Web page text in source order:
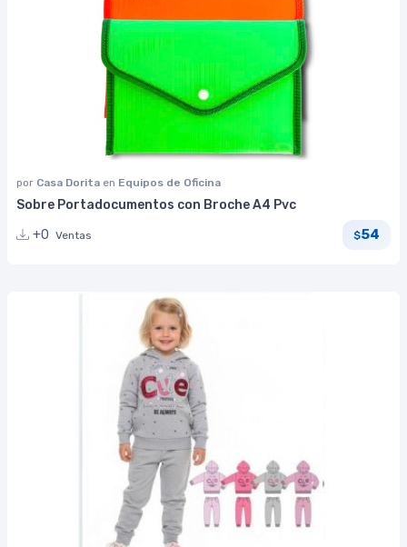
por Casa Dorita en Equipos de Oficina
Sobre Portadocumentos con Broche A4 Pvc
+0 Ventas $54